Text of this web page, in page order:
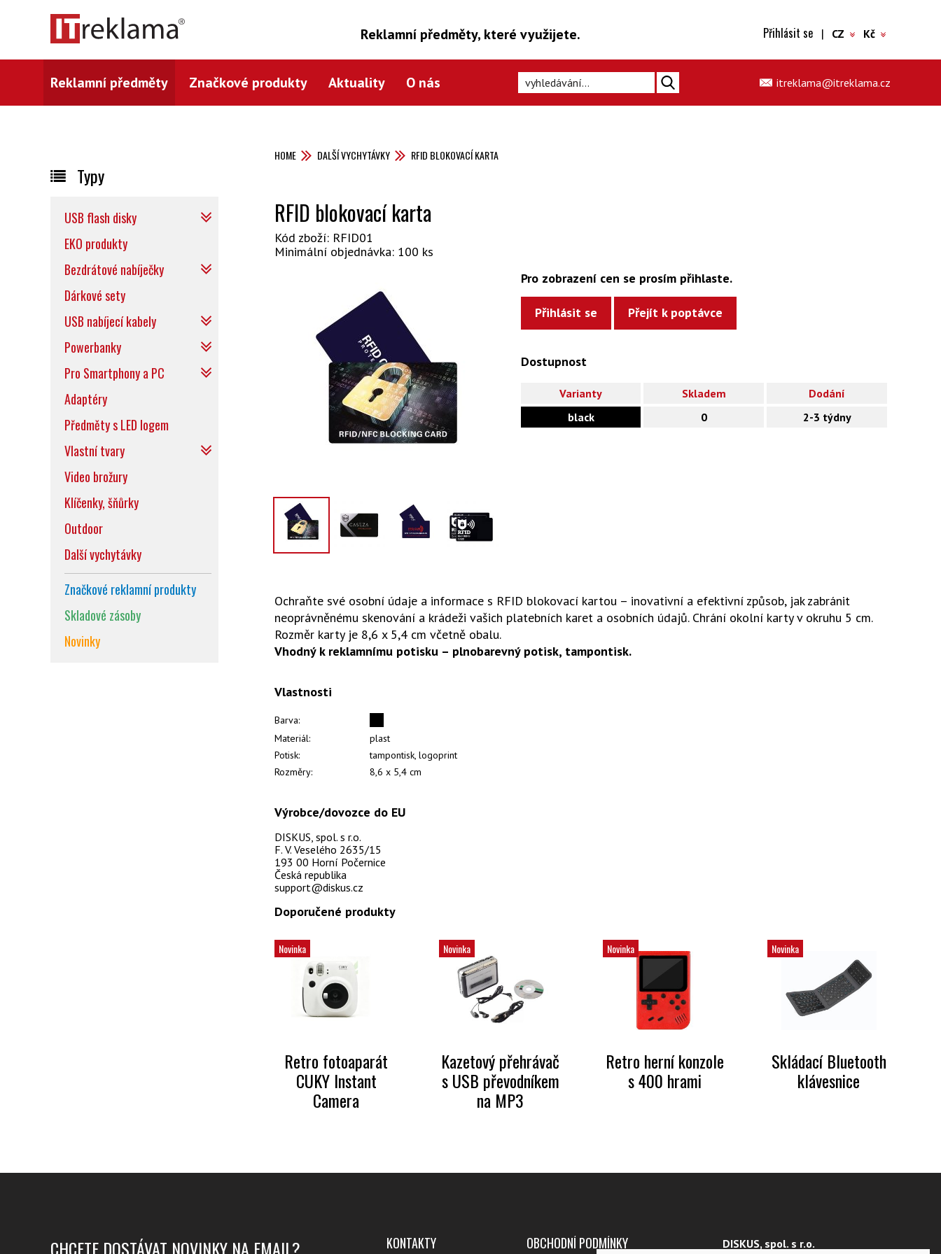
Reklamní předměty, které využijete. Přihlásit se | CZ Kč
Reklamní předměty Značkové produkty Aktuality O nás itreklama@itreklama.cz
HOME DALŠÍ VYCHYTÁVKY RFID BLOKOVACÍ KARTA
RFID blokovací karta
Kód zboží: RFID01
Minimální objednávka: 100 ks
Pro zobrazení cen se prosím přihlaste.
Přihlásit se Přejít k poptávce
Dostupnost
Varianty Skladem
Dodání
black
0 2-3 týdny
Ochraňte své osobní údaje a informace s RFID blokovací kartou – inovativní a efektivní způsob, jak zabránit
neoprávněnému skenování a krádeži vašich platebních karet a osobních údajů. Chrání okolní karty v okruhu 5 cm.
Rozměr karty je 8,6 x 5,4 cm včetně obalu.
Vhodný k reklamnímu potisku – plnobarevný potisk, tampontisk.
Vlastnosti
Barva:
Materiál:
plast
Potisk:
tampontisk, logoprint
Rozměry:
8,6 x 5,4 cm
Výrobce/dovozce do EU
DISKUS, spol. s r.o.
F. V. Veselého 2635/15
193 00 Horní Počernice
Česká republika
support@diskus.cz
Doporučené produkty
Novinka
Retro fotoaparát
CUKY Instant
Camera
Novinka
Kazetový přehrávač
s USB převodníkem
na MP3
Novinka
Retro herní konzole
s 400 hrami
Novinka
Skládací Bluetooth
klávesnice
Typy
USB flash disky
EKO produkty
Bezdrátové nabíječky
Dárkové sety
USB nabíjecí kabely
Powerbanky
Pro Smartphony a PC
Adaptéry
Předměty s LED logem
Vlastní tvary
Video brožury
Klíčenky, šňůrky
Outdoor
Další vychytávky
Značkové reklamní produkty
Skladové zásoby
Novinky
CHCETE DOSTÁVAT NOVINKY NA EMAIL? KONTAKTY OBCHODNÍ PODMÍNKY
DISKUS, spol. s r.o.